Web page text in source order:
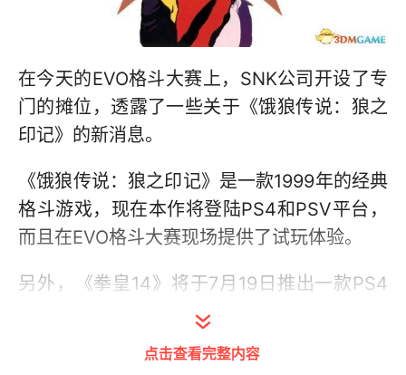
在今天的EVO格斗大赛上，SNK公司开设了专
门的摊位，透露了一些关于《饿狼传说：狼之
印记》的新消息。
《饿狼传说：狼之印记》是一款1999年的经典
格斗游戏，现在本作将登陆PS4和PSV平台，
而且在EVO格斗大赛现场提供了试玩体验。
另外，《拳皇14》将于7月19日推出一款PS4
试玩demo，其中将包含7个可玩角色。
他们还确认，《拳皇14》的“聚会模式”将允许
点击查看完整内容